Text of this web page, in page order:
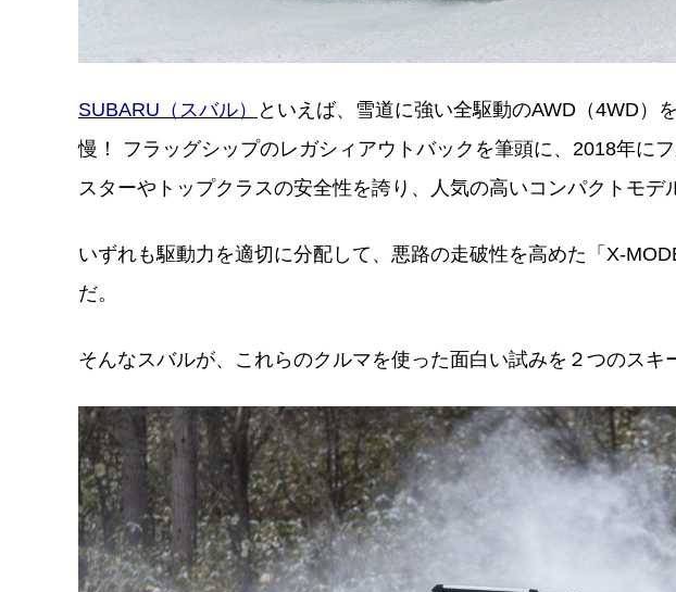
SUBARU（スバル）
といえば、雪道に強い全駆動のAWD（4WD）
慢！ フラッグシップのレガシィアウトバックを筆頭に、2018年に
スターやトップクラスの安全性を誇り、人気の高いコンパクトモデ
いずれも駆動力を適切に分配して、悪路の走破性を高めた「X-
だ。
そんなスバルが、これらのクルマを使った面白い試みを２つのスキ